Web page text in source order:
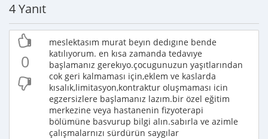
4 Yanıt
0
meslektasım murat beyın dedıgıne bende
katılıyorum. en kısa zamanda tedavıye
başlamanız gerekıyo.çocugunuzun yaşıtlarından
cok geri kalmaması için,eklem ve kaslarda
kısalık,limitasyon,kontraktur oluşmaması icin
egzersizlere başlamanız lazım.bir özel eğitim
merkezine veya hastanenin fizyoterapi
bölümüne basvurup bilgi alın.sabırla ve azimle
çalışmalarnızı sürdürün saygılar